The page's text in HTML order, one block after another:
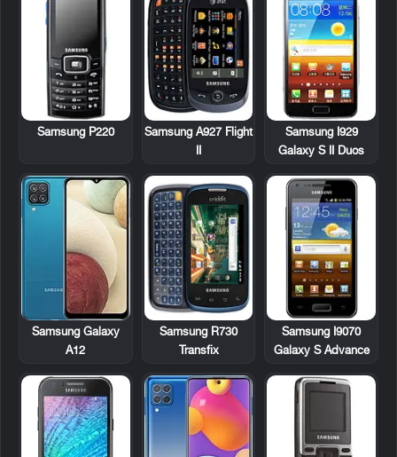
Samsung I929
Galaxy S II Duos
Samsung A927 Flight
II
Samsung P220
Samsung I9070
Galaxy S Advance
Samsung R730
Transfix
Samsung Galaxy
A12